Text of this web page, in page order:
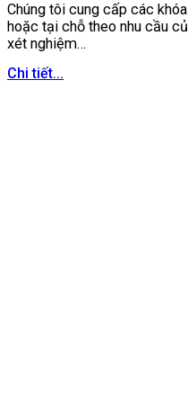
Chúng tôi cung cấp các
hoặc tại chỗ theo nhu cầu
xét nghiệm…
Chi tiết...